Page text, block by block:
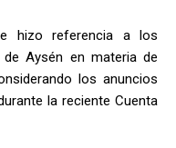
hizo referencia a los
Aysén en materia de
los anuncios
la reciente Cuenta